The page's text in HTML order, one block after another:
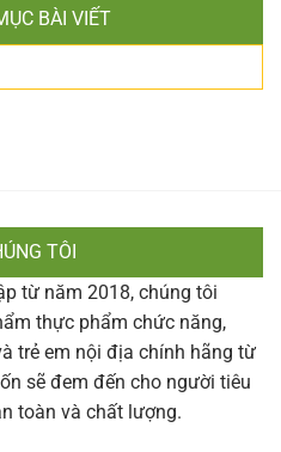
BÀI VIẾT
TÔI
từ năm 2018, chúng tôi
thực phẩm chức năng,
trẻ em nội địa chính hãng từ
sẽ đem đến cho người tiêu
toàn và chất lượng.